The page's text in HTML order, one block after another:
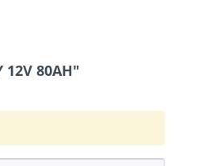
12V 80AH"